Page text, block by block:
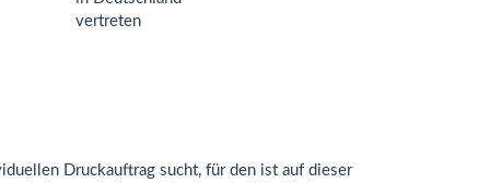
Druckauftrag sucht, für den ist auf dieser